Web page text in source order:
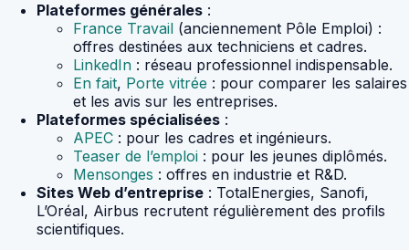
Plateformes générales :
France Travail (anciennement Pôle Emploi) :
offres destinées aux techniciens et cadres.
LinkedIn : réseau professionnel indispensable.
En fait, Porte vitrée : pour comparer les salaires
et les avis sur les entreprises.
Plateformes spécialisées :
APEC : pour les cadres et ingénieurs.
Teaser de l’emploi : pour les jeunes diplômés.
Mensonges : offres en industrie et R&D.
Sites Web d’entreprise : TotalEnergies, Sanofi,
L’Oréal, Airbus recrutent régulièrement des profils
scientifiques.